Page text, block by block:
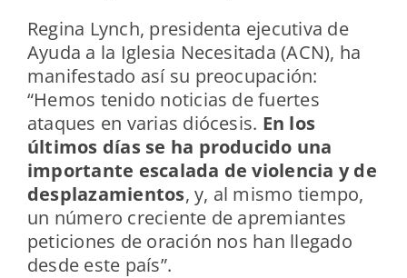
Regina Lynch, presidenta ejecutiva de
Ayuda a la Iglesia Necesitada (ACN), ha
manifestado así su preocupación:
“Hemos tenido noticias de fuertes
ataques en varias diócesis. En los
últimos días se ha producido una
importante escalada de violencia y de
desplazamientos, y, al mismo tiempo,
un número creciente de apremiantes
peticiones de oración nos han llegado
desde este país”.